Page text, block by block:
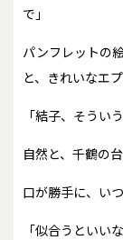
で」
パンフレットの
と、きれいなエ
「結子、そうい
自然と、千鶴の
口が勝手に、い
「似合うといい